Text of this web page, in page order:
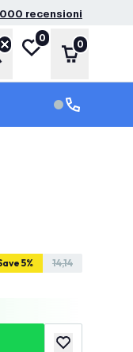
recensioni
Lista desideri
0
Carrello
0
Servizio
Assistenza
5% 14,14